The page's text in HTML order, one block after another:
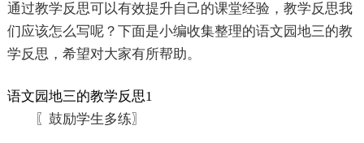
通过教学反思可以有效提升自己的课堂经验，教学反思我
们应该怎么写呢？下面是小编收集整理的语文园地三的教
学反思，希望对大家有所帮助。
语文园地三的教学反思1
〖鼓励学生多练〗